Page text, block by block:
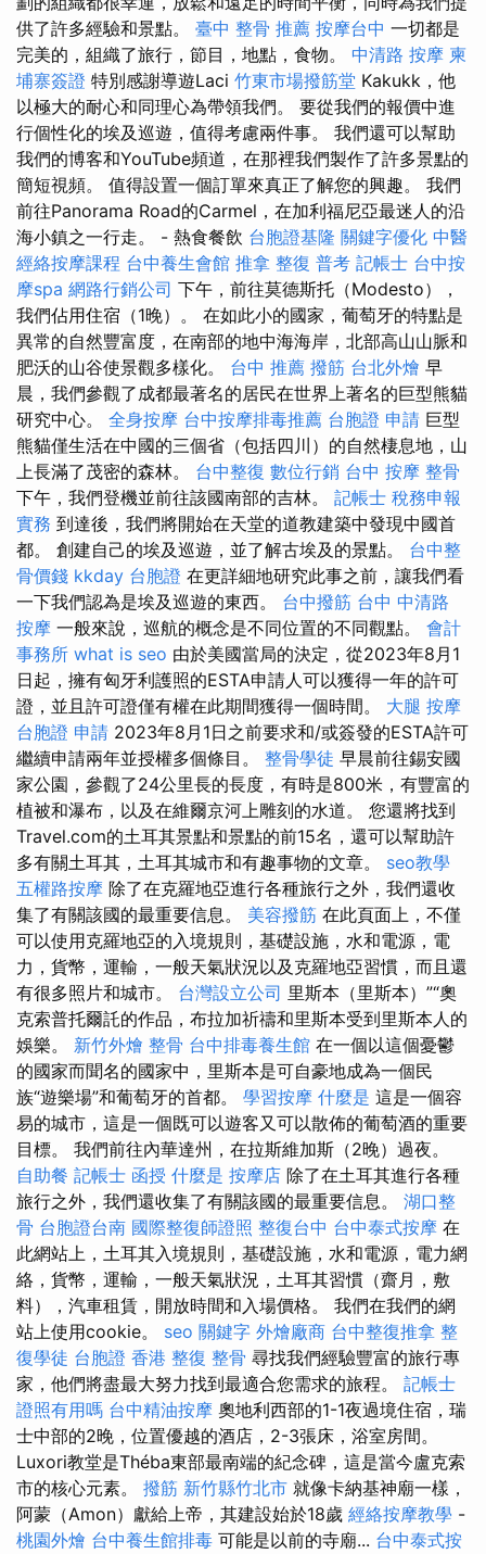
供了許多經驗和景點。 臺中 整骨 推薦 按摩台中 一切都是
完美的，組織了旅行，節目，地點，食物。 中清路 按摩 柬
埔寨簽證 特別感謝導遊Laci 竹東市場撥筋堂 Kakukk，他
以極大的耐心和同理心為帶領我們。 要從我們的報價中進
行個性化的埃及巡遊，值得考慮兩件事。 我們還可以幫助
我們的博客和YouTube頻道，在那裡我們製作了許多景點的
簡短視頻。 值得設置一個訂單來真正了解您的興趣。 我們
前往Panorama Road的Carmel，在加利福尼亞最迷人的沿
海小鎮之一行走。 - 熱食餐飲 台胞證基隆 關鍵字優化 中醫
經絡按摩課程 台中養生會館 推拿 整復 普考 記帳士 台中按
摩spa 網路行銷公司 下午，前往莫德斯托（Modesto），
我們佔用住宿（1晚）。 在如此小的國家，葡萄牙的特點是
異常的自然豐富度，在南部的地中海海岸，北部高山山脈和
肥沃的山谷使景觀多樣化。 台中 推薦 撥筋 台北外燴 早
晨，我們參觀了成都最著名的居民在世界上著名的巨型熊貓
研究中心。 全身按摩 台中按摩排毒推薦 台胞證 申請 巨型
熊貓僅生活在中國的三個省（包括四川）的自然棲息地，山
上長滿了茂密的森林。 台中整復 數位行銷 台中 按摩 整骨
下午，我們登機並前往該國南部的吉林。 記帳士 稅務申報
實務 到達後，我們將開始在天堂的道教建築中發現中國首
都。 創建自己的埃及巡遊，並了解古埃及的景點。 台中整
骨價錢 kkday 台胞證 在更詳細地研究此事之前，讓我們看
一下我們認為是埃及巡遊的東西。 台中撥筋 台中 中清路
按摩 一般來說，巡航的概念是不同位置的不同觀點。 會計
事務所 what is seo 由於美國當局的決定，從2023年8月1
日起，擁有匈牙利護照的ESTA申請人可以獲得一年的許可
證，並且許可證僅有權在此期間獲得一個時間。 大腿 按摩
台胞證 申請 2023年8月1日之前要求和/或簽發的ESTA許可
繼續申請兩年並授權多個條目。 整骨學徒 早晨前往錫安國
家公園，參觀了24公里長的長度，有時是800米，有豐富的
植被和瀑布，以及在維爾京河上雕刻的水道。 您還將找到
Travel.com的土耳其景點和景點的前15名，還可以幫助許
多有關土耳其，土耳其城市和有趣事物的文章。 seo教學
五權路按摩 除了在克羅地亞進行各種旅行之外，我們還收
集了有關該國的最重要信息。 美容撥筋 在此頁面上，不僅
可以使用克羅地亞的入境規則，基礎設施，水和電源，電
力，貨幣，運輸，一般天氣狀況以及克羅地亞習慣，而且還
有很多照片和城市。 台灣設立公司 里斯本（里斯本）”“奧
克索普托爾託的作品，布拉加祈禱和里斯本受到里斯本人的
娛樂。 新竹外燴 整骨 台中排毒養生館 在一個以這個憂鬱
的國家而聞名的國家中，里斯本是可自豪地成為一個民
族“遊樂場”和葡萄牙的首都。 學習按摩 什麼是 這是一個容
易的城市，這是一個既可以遊客又可以散佈的葡萄酒的重要
目標。 我們前往內華達州，在拉斯維加斯（2晚）過夜。
自助餐 記帳士 函授 什麼是 按摩店 除了在土耳其進行各種
旅行之外，我們還收集了有關該國的最重要信息。 湖口整
骨 台胞證台南 國際整復師證照 整復台中 台中泰式按摩 在
此網站上，土耳其入境規則，基礎設施，水和電源，電力網
絡，貨幣，運輸，一般天氣狀況，土耳其習慣（齋月，敷
料），汽車租賃，開放時間和入場價格。 我們在我們的網
站上使用cookie。 seo 關鍵字 外燴廠商 台中整復推拿 整
復學徒 台胞證 香港 整復 整骨 尋找我們經驗豐富的旅行專
家，他們將盡最大努力找到最適合您需求的旅程。 記帳士
證照有用嗎 台中精油按摩 奧地利西部的1-1夜過境住宿，瑞
士中部的2晚，位置優越的酒店，2-3張床，浴室房間。
Luxori教堂是Théba東部最南端的紀念碑，這是當今盧克索
市的核心元素。 撥筋 新竹縣竹北市 就像卡納基神廟一樣，
阿蒙（Amon）獻給上帝，其建設始於18歲 經絡按摩教學 -
桃園外燴 台中養生館排毒 可能是以前的寺廟... 台中泰式按